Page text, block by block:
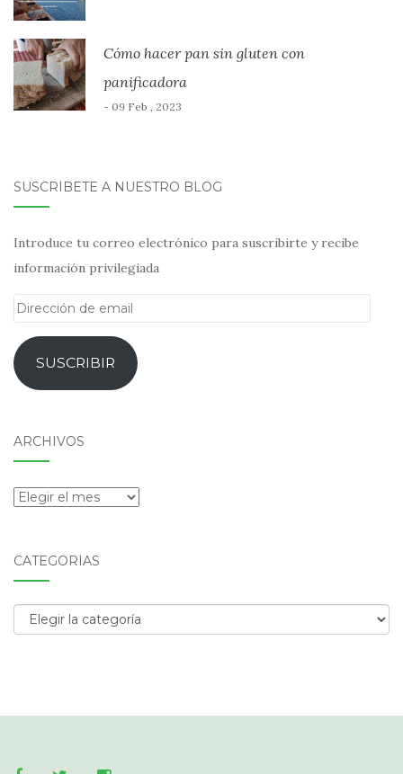
Cómo hacer pan sin gluten con
panificadora
- 09 Feb , 2023
SUSCRÍBETE A NUESTRO BLOG
Introduce tu correo electrónico para suscribirte y recibe
información privilegiada
Dirección
emailSUSCRIBIR
ARCHIVOS
Archivos
CATEGORÍAS
Categorías